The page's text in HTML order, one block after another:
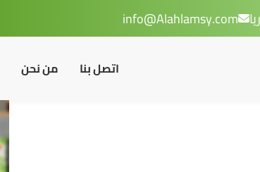
info@Alahlamsy.com
من نحن اتصل بنا